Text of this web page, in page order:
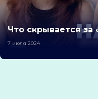
Что скрывается за
7 июля 2024